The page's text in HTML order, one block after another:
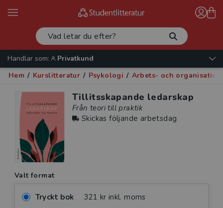
Handlar som:
Privatkund
Hem / Kurslitteratur / Psykologi / Arbets- och
Tillitsskapande ledarskap
Från teori till praktik
Skickas följande arbetsdag
Valt format
Tryckt bok 321 kr inkl. moms